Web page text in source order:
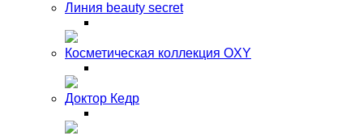
Линия beauty secret
Косметическая коллекция OXY
Доктор Кедр